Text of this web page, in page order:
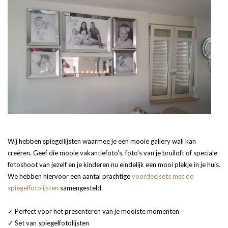
Wij hebben spiegellijsten waarmee je een mooie gallery wall kan
creëren. Geef die mooie vakantiefoto's, foto's van je bruiloft of speciale
fotoshoot van jezelf en je kinderen nu eindelijk een mooi plekje in je huis.
We hebben hiervoor een aantal prachtigevoordeelsets met de
spiegelfotolijsten samengesteld.
✓ Perfect voor het presenteren van je mooiste momenten
✓ Set van spiegelfotolijsten